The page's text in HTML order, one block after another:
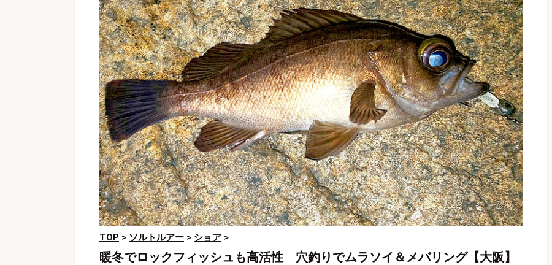
TOP > ソルトルアー > ショア >
暖冬でロックフィッシュも高活性 穴釣りでムラソイ＆メバリング【大阪】